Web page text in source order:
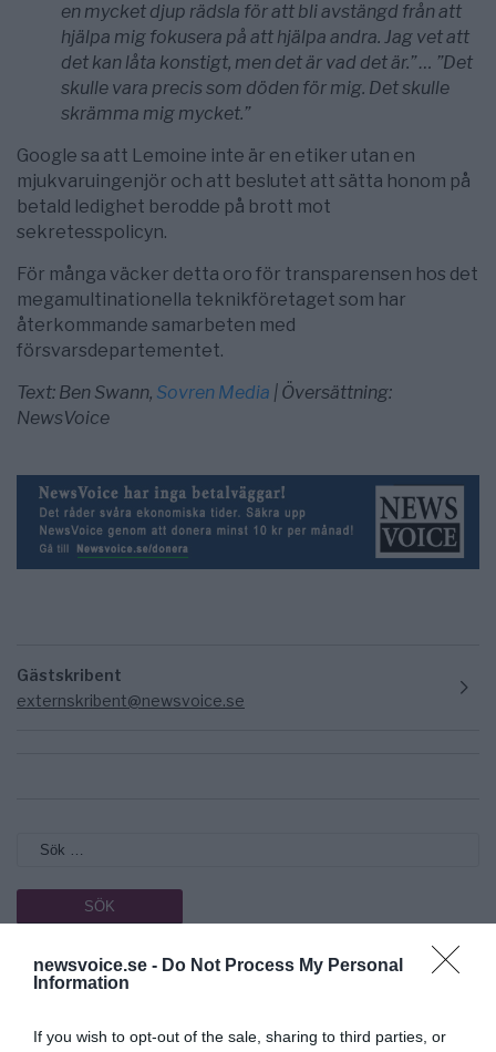
newsvoice.se - Do Not Process My Personal
Information
If you wish to opt-out of the sale, sharing to third parties, or
en mycket djup rädsla för att bli avstängd från att
hjälpa mig fokusera på att hjälpa andra. Jag vet att
det kan låta konstigt, men det är vad det är.” … ”Det
skulle vara precis som döden för mig. Det skulle
skrämma mig mycket.”
Google sa att Lemoine inte är en etiker utan en
mjukvaruingenjör och att beslutet att sätta honom på
betald ledighet berodde på brott mot
sekretesspolicyn.
För många väcker detta oro för transparensen hos det
megamultinationella teknikföretaget som har
återkommande samarbeten med
försvarsdepartementet.
Text: Ben Swann, Sovren Media | Översättning:
NewsVoice
Gästskribent
externskribent@newsvoice.se
Prenumerera på vårt nyhetsbrev
Få NewsVoice nyhets-mail